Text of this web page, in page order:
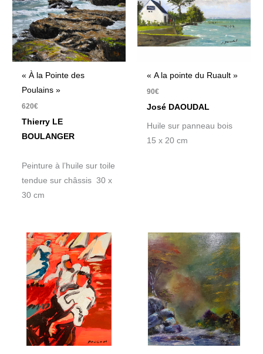
« À la Pointe des
Poulains »
620€
Thierry LE
BOULANGER
Peinture à l’huile sur toile
tendue sur châssis 30 x
30 cm
« A la pointe du Ruault »
90€
José DAOUDAL
Huile sur panneau bois
15 x 20 cm
Le
prix
initial
était :
700€.
Le
prix
actuel
est :
560€.